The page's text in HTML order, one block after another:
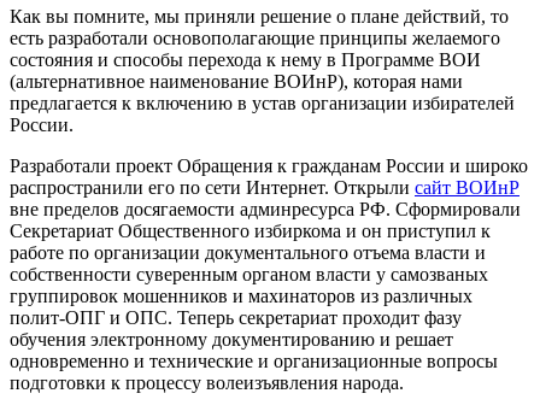
Как вы помните, мы приняли решение о плане действий, то
есть разработали основополагающие принципы желаемого
состояния и способы перехода к нему в Программе ВОИ
(альтернативное наименование ВОИнР), которая нами
предлагается к включению в устав организации избирателей
России.
Разработали проект Обращения к гражданам России и широко
распространили его по сети Интернет. Открыли сайт ВОИнР
вне пределов досягаемости админресурса РФ. Сформировали
Секретариат Общественного избиркома и он приступил к
работе по организации документального отъема власти и
собственности суверенным органом власти у самозваных
группировок мошенников и махинаторов из различных
полит-ОПГ и ОПС. Теперь секретариат проходит фазу
обучения электронному документированию и решает
одновременно и технические и организационные вопросы
подготовки к процессу волеизъявления народа.